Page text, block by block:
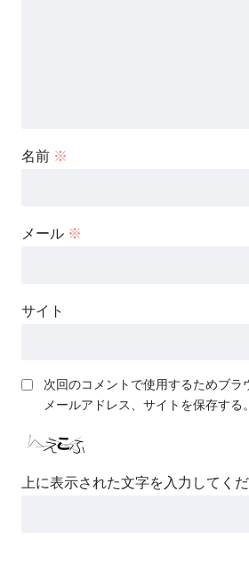
名前 ※
メール ※
サイト
次回のコメントで使用するためブラ
メールアドレス、サイトを保存する。
上に表示された文字を入力してくだ